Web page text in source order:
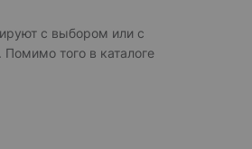
с выбором или с
. Помимо того в каталоге